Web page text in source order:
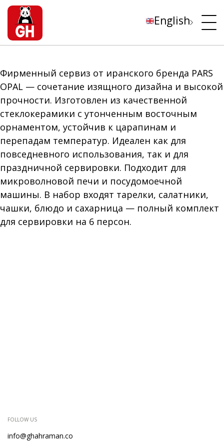
English
Фирменный сервиз от иранского бренда PARS
OPAL — сочетание изящного дизайна и высокой
прочности. Изготовлен из качественной
стеклокерамики с утонченным восточным
орнаментом, устойчив к царапинам и
перепадам температур. Идеален как для
повседневного использования, так и для
праздничной сервировки. Подходит для
микроволновой печи и посудомоечной
машины. В набор входят тарелки, салатники,
чашки, блюдо и сахарница — полный комплект
для сервировки на 6 персон.
FOLLOW US
info@ghahraman.co